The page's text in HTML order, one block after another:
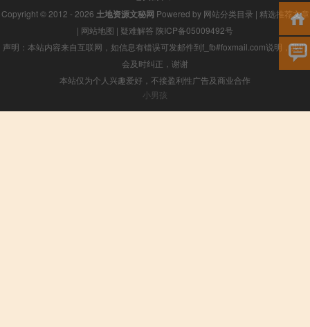
Copyright © 2012 - 2026 土地资源文秘网 Powered by 网站分类目录 | 精选推荐文章
| 网站地图 | 疑难解答 陕ICP备05009492号
声明：本站内容来自互联网，如信息有错误可发邮件到f_fb#foxmail.com说明，我们
会及时纠正，谢谢
本站仅为个人兴趣爱好，不接盈利性广告及商业合作
小男孩